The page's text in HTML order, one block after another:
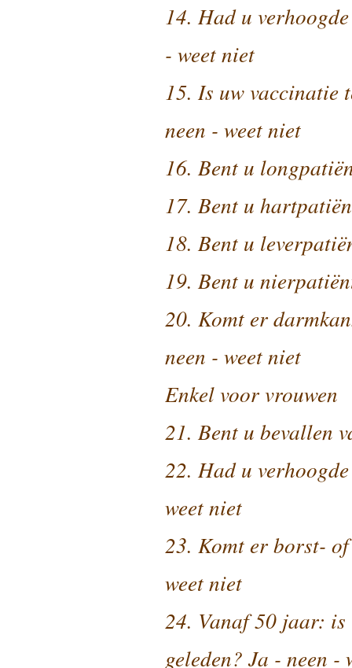
14. Had u
- weet niet
15. Is uw vaccinatie
neen - weet niet
16. Bent u
17. Bent u
18. Bent u
19. Bent u
20. Komt er
neen - weet niet
Enkel voor vrouwen
21. Bent u bevallen
22. Had u
weet niet
23. Komt er borst-
weet niet
24. Vanaf 50 jaar:
geleden? Ja - neen -